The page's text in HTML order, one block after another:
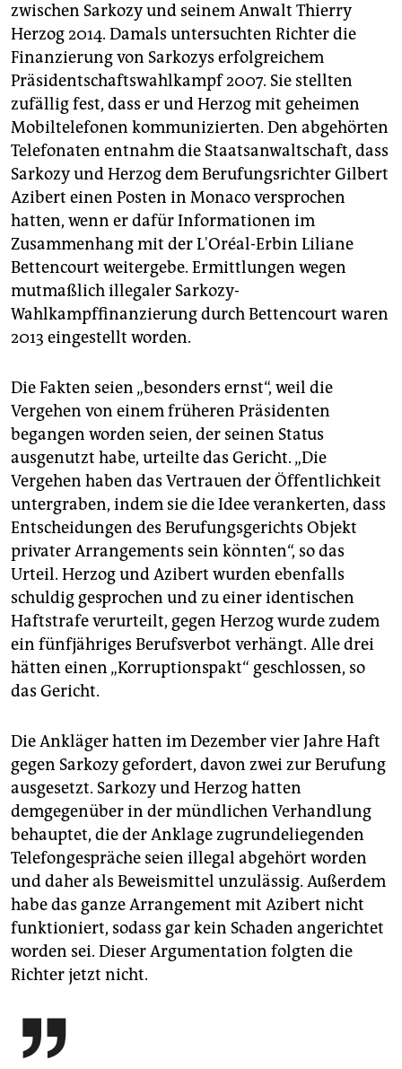
zwischen Sarkozy und seinem Anwalt Thierry
Herzog 2014. Damals untersuchten Richter die
Finanzierung von Sarkozys erfolgreichem
Präsidentschaftswahlkampf 2007. Sie stellten
zufällig fest, dass er und Herzog mit geheimen
Mobiltelefonen kommunizierten. Den abgehörten
Telefonaten entnahm die Staatsanwaltschaft, dass
Sarkozy und Herzog dem Berufungsrichter Gilbert
Azibert einen Posten in Monaco versprochen
hatten, wenn er dafür Informatio­nen im
Zusammenhang mit der L'Oréal-Erbin Liliane
Bettencourt weitergebe. Ermittlungen wegen
mutmaßlich illegaler Sarkozy-
Wahlkampffinanzierung durch Bettencourt waren
2013 eingestellt worden.
Die Fakten seien „besonders ernst“, weil die
Vergehen von einem früheren Präsidenten
begangen worden seien, der seinen Status
ausgenutzt habe, urteilte das Gericht. „Die
Vergehen haben das Vertrauen der Öffentlichkeit
untergraben, indem sie die Idee verankerten, dass
Entscheidungen des Berufungsgerichts Objekt
privater Arrangements sein könnten“, so das
Urteil. Herzog und Azibert wurden ebenfalls
schuldig gesprochen und zu einer identischen
Haftstrafe verurteilt, gegen Herzog wurde zudem
ein fünfjähriges Berufsverbot verhängt. Alle drei
hätten einen „Korruptionspakt“ geschlossen, so
das Gericht.
Die Ankläger hatten im Dezember vier Jahre Haft
gegen Sarkozy gefordert, davon zwei zur Berufung
ausgesetzt. Sarkozy und Herzog hatten
demgegenüber in der mündlichen Verhandlung
behauptet, die der Anklage zugrundeliegenden
Telefongespräche seien illegal abgehört worden
und daher als Beweismittel unzulässig. Außerdem
habe das ganze Arrangement mit Azibert nicht
funktioniert, sodass gar kein Schaden angerichtet
worden sei. Dieser Argumentation folgten die
Richter jetzt nicht.
